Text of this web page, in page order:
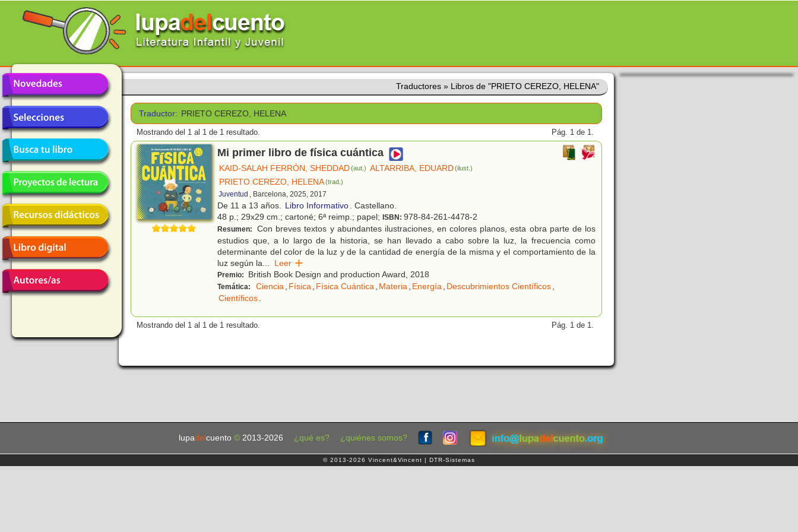
Traductores » Libros de "PRIETO CEREZO, HELENA"
Traductor: PRIETO CEREZO, HELENA
Mostrando del 1 al 1 de 1 resultado. Pág. 1 de 1.
Mi primer libro de física cuántica
KAID-SALAH FERRÓN, SHEDDAD(aut.) ALTARRIBA, EDUARD(ilust.)
PRIETO CEREZO, HELENA(trad.)
Juventud , Barcelona, 2025, 2017
De 11 a 13 años. Libro Informativo. Castellano.
48 p.; 29x29 cm.; cartoné; 6ª reimp.; papel; ISBN: 978-84-261-4478-2
Resumen:
Con breves textos y abundantes ilustraciones, en colores planos, esta obra parte de los
estudios que, a lo largo de la historia, se han llevado a cabo sobre la luz, la frecuencia como
determinante del color de la luz y de la cantidad de energía de la misma y el comportamiento de la
luz según la... Leer
Premio: British Book Design and production Award, 2018
Temática: Ciencia, Física, Física Cuántica, Materia, Energía, Descubrimientos Científicos,
Científicos.
Mostrando del 1 al 1 de 1 resultado. Pág. 1 de 1.
lupadel cuento © 2013-2026 ¿qué es? ¿quiénes somos?
© 2013-2026 Vincent&Vincent | DTR-Sistemas